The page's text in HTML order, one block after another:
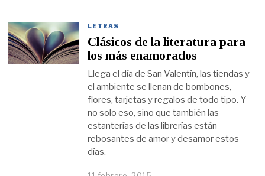
LETRAS
Clásicos de la literatura para
los más enamorados
Llega el día de San Valentín, las tiendas y
el ambiente se llenan de bombones,
flores, tarjetas y regalos de todo tipo. Y
no solo eso, sino que también las
estanterías de las librerías están
rebosantes de amor y desamor estos
días.